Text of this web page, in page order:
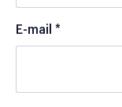
E-mail *